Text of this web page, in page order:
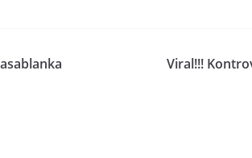
Viral!!!